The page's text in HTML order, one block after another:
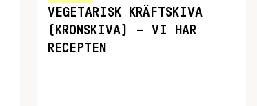
VEGETARISK KRÄFTSKIVA
(KRONSKIVA) – VI HAR
RECEPTEN